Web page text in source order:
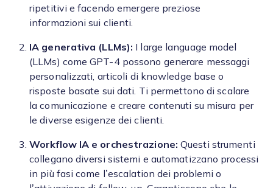
ripetitivi e facendo emergere preziose
informazioni sui clienti.
IA generativa (LLMs): I large language model
(LLMs) come GPT-4 possono generare messaggi
personalizzati, articoli di knowledge base o
risposte basate sui dati. Ti permettono di scalare
la comunicazione e creare contenuti su misura per
le diverse esigenze dei clienti.
Workflow IA e orchestrazione: Questi strumenti
collegano diversi sistemi e automatizzano processi
in più fasi come l’escalation dei problemi o